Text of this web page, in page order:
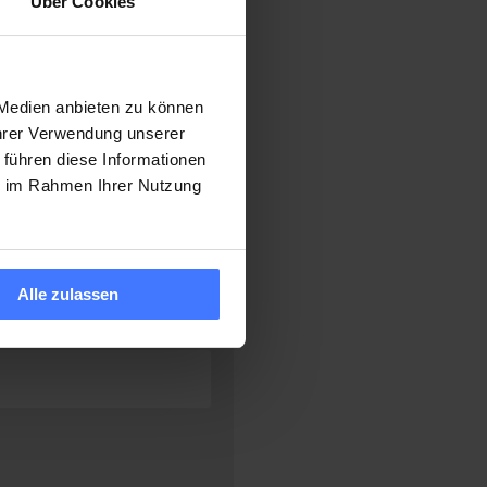
anbieten zu können
Verwendung unserer
diese Informationen
Rahmen Ihrer Nutzung
Alle zulassen